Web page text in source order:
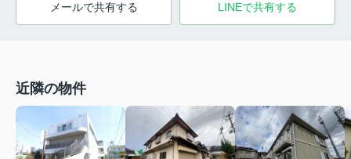
メールで共有する LINEで共有する
近隣の物件